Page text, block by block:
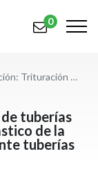
0
de la Serie GP procesan eficientemente tuberías largas de PE
tuberías
de la
tuberías